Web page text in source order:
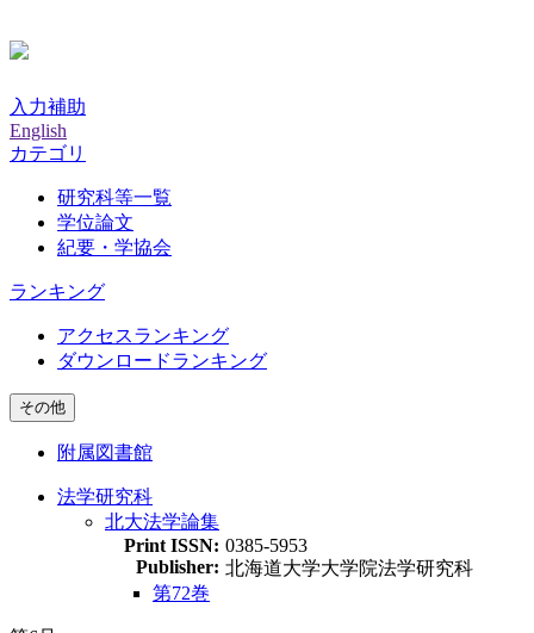
入力補助
English
カテゴリ
研究科等一覧
学位論文
紀要・学協会
ランキング
アクセスランキング
ダウンロードランキング
その他
附属図書館
法学研究科
北大法学論集
Print ISSN: 0385-5953
Publisher: 北海道大学大学院法学研究科
第72巻